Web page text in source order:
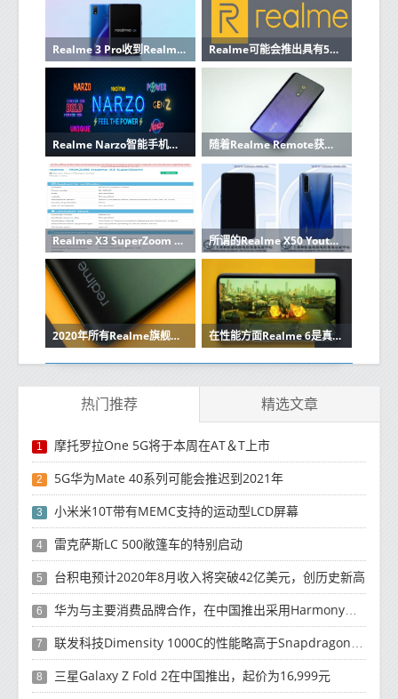
Realme 3 Pro收到Realme UI和Android 10的稳定更新 Realme可能会推出具有5000mAh电池和三摄像头的智能手机
Realme Narzo智能手机系列即将发布，将在Poco和Redmi上亮相 随着Realme Remote获得蓝牙认证 Realme TV又迈进了一步
Realme X3 SuperZoom Edition获得认证 距离推出仅几英寸 所谓的Realme X50 Youth Edition已通过TENAA认证
2020年所有Realme旗舰都将具有高刷新率显示屏 在性能方面Realme 6是真正的Pro 这就是原因
热门推荐 精选文章
1 摩托罗拉One 5G将于本周在AT＆T上市
2 5G华为Mate 40系列可能会推迟到2021年
3 小米米10T带有MEMC支持的运动型LCD屏幕
4 雷克萨斯LC 500敞篷车的特别启动
5 台积电预计2020年8月收入将突破42亿美元，创历史新高
6 华为与主要消费品牌合作，在中国推出采用HarmonyOS 2.0的智能家居产品
7 联发科技Dimensity 1000C的性能略高于Snapdragon 765G
8 三星Galaxy Z Fold 2在中国推出，起价为16,999元